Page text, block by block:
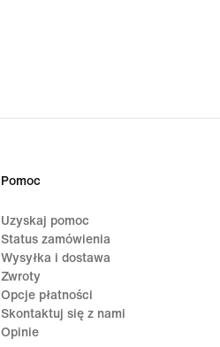
Pomoc
Uzyskaj pomoc
Status zamówienia
Wysyłka i dostawa
Zwroty
Opcje płatności
Skontaktuj się z nami
Opinie